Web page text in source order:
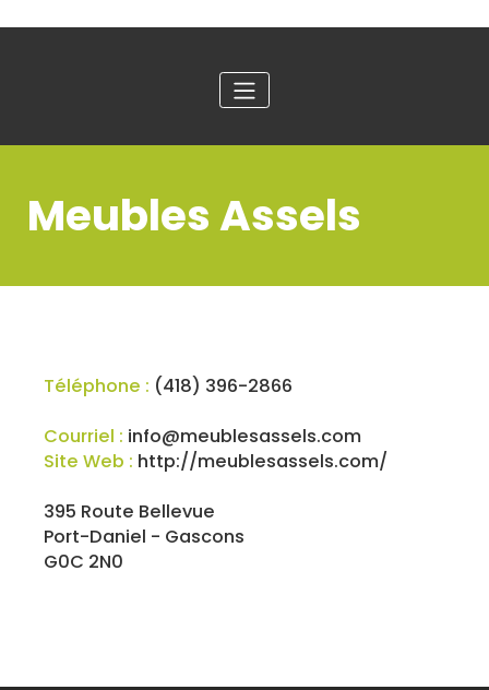
Meubles Assels
Téléphone : (418) 396-2866
Courriel : info@meublesassels.com
Site Web : http://meublesassels.com/
395 Route Bellevue
Port-Daniel - Gascons
G0C 2N0